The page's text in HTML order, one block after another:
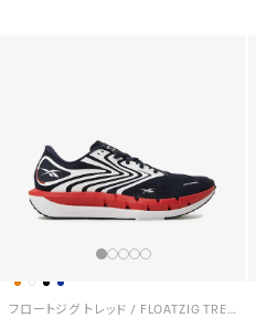
フロートジグ トレッド / FLOATZIG TREAD （ネイビー）